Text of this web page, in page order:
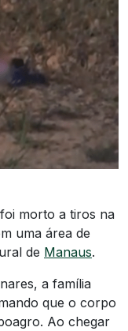
morto a tiros na
uma área de
de Manaus.
a família
que o corpo
Ao chegar